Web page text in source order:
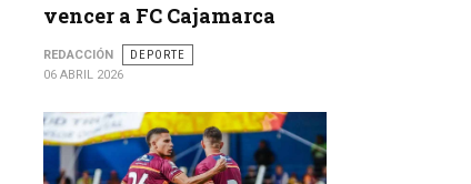
vencer a FC Cajamarca
REDACCIÓN
DEPORTE
06 ABRIL 2026